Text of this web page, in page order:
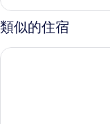
無
洗
漱
(雙
人
床)
無
類似的住宿
丰居旅店雙連館